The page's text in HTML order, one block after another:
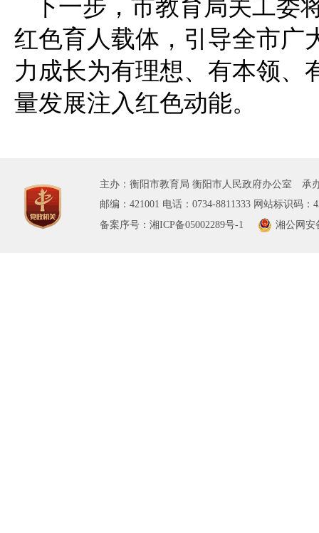
下一步，市教育局关工委
红色育人载体，引导全市广
力成长为有理想、有本领、
量发展注入红色动能。
主办：衡阳市教育局 衡阳市人民政府办公室 承
邮编：421001 电话：0734-8811333 网站标识码：
备案序号：湘ICP备05002289号-1
湘公网安